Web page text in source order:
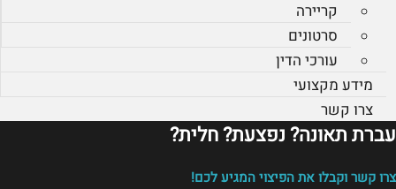
קריירה
סרטונים
עורכי הדין
מידע מקצועי
צרו קשר
עברת תאונה? נפצעת? חלית?​
צרו קשר וקבלו את הפיצוי המגיע לכם!